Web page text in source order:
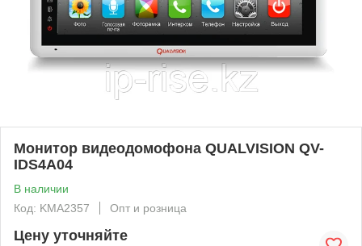
Монитор видеодомофона QUALVISION QV-
IDS4A04
В наличии
Код: KMА2357
Опт и розница
Цену уточняйте